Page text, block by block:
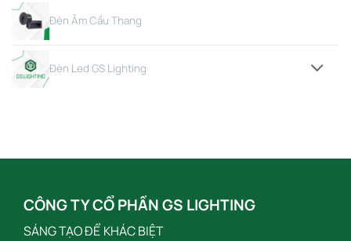
Đèn Âm Cầu Thang
Đèn Led GS Lighting
CÔNG TY CỔ PHẦN GS LIGHTING
SÁNG TẠO ĐỂ KHÁC BIỆT